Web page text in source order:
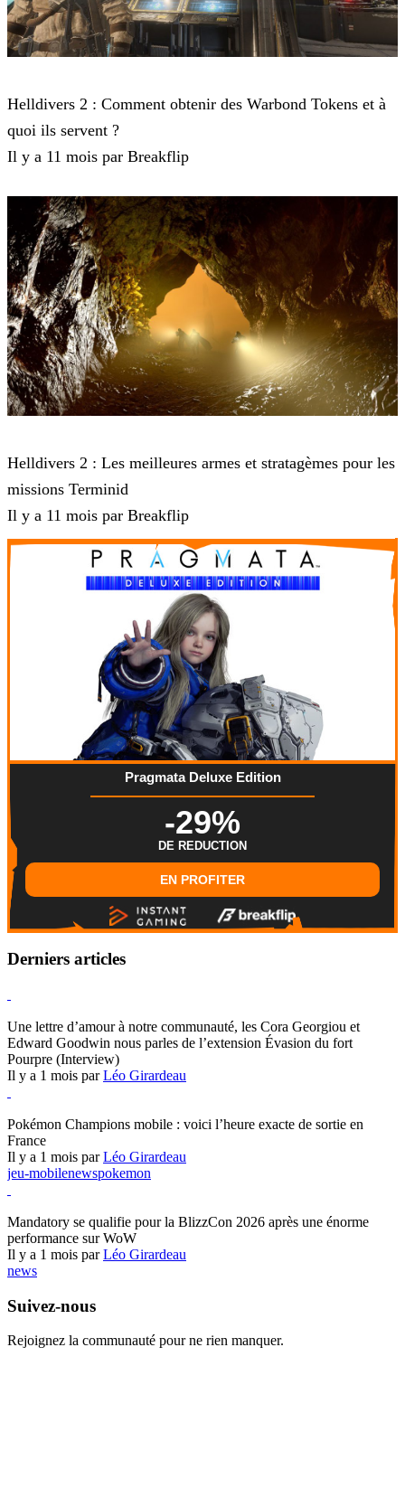
Helldivers 2 : Comment obtenir des Warbond Tokens et à
quoi ils servent ?
Il y a 11 mois par Breakflip
Helldivers 2 : Les meilleures armes et stratagèmes pour les
missions Terminid
Il y a 11 mois par Breakflip
Pragmata Deluxe Edition
-29%
DE REDUCTION
EN PROFITER
Derniers articles
Une lettre d’amour à notre communauté, les Cora Georgiou et
Edward Goodwin nous parles de l’extension Évasion du fort
Pourpre (Interview)
Il y a 1 mois parLéo Girardeau
Pokémon Champions mobile : voici l’heure exacte de sortie en
France
Il y a 1 mois parLéo Girardeau
jeu-mobilenewspokemon
Mandatory se qualifie pour la BlizzCon 2026 après une énorme
performance sur WoW
Il y a 1 mois parLéo Girardeau
news
Suivez-nous
Rejoignez la communauté pour ne rien manquer.